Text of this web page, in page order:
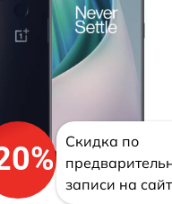
Скидка по
записи на